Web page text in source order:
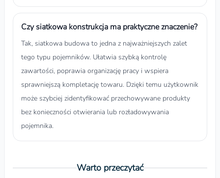
Czy siatkowa konstrukcja ma praktyczne znaczenie?
Tak, siatkowa budowa to jedna z najważniejszych zalet
tego typu pojemników. Ułatwia szybką kontrolę
zawartości, poprawia organizację pracy i wspiera
sprawniejszą kompletację towaru. Dzięki temu użytkownik
może szybciej zidentyfikować przechowywane produkty
bez konieczności otwierania lub rozładowywania
pojemnika.
Warto przeczytać